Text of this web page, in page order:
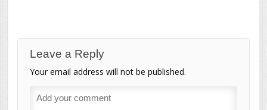
Leave a Reply
Your email address will not be published.